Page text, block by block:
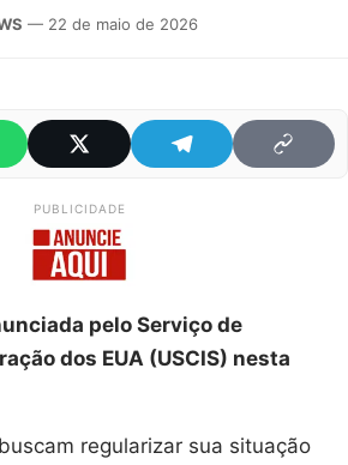
— 22 de maio de 2026
PUBLICIDADE
pelo Serviço de
dos EUA (USCIS) nesta
regularizar sua situação